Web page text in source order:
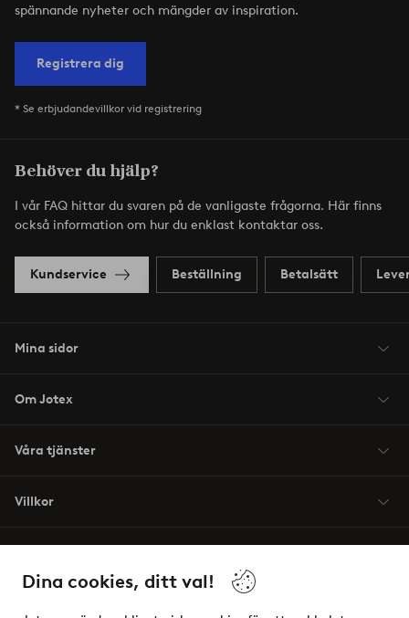
Dina cookies, ditt val!
spännande nyheter och mängder av inspiration.
Registrera dig
* Se erbjudandevillkor vid registrering
Behöver du hjälp?
I vår FAQ hittar du svaren på de vanligaste frågorna. Här finns
också information om hur du enklast kontaktar oss.
Kundservice Beställning Betalsätt
Mina sidor
Om Jotex
Våra tjänster
Villkor